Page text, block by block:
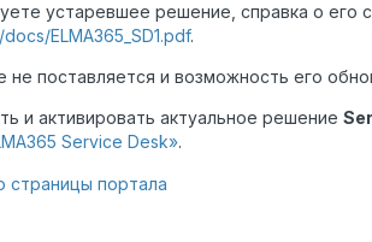
устаревшее решение, справка о его
ELMA365_SD1.pdf.
поставляется и возможность его
и активировать актуальное решение
Service Desk».
страницы портала